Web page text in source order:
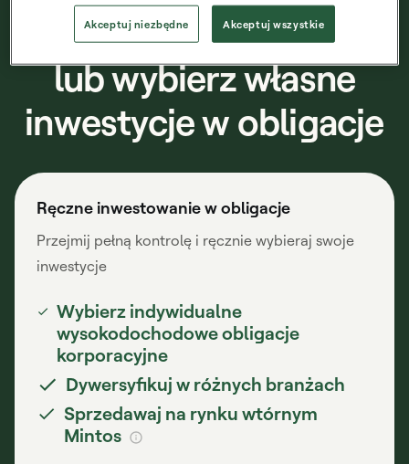
W pełni zautomatyzuj
lub wybierz własne
inwestycje w obligacje
Ręczne inwestowanie w obligacje
Przejmij pełną kontrolę i ręcznie wybieraj swoje
inwestycje
Wybierz indywidualne
wysokodochodowe obligacje
korporacyjne
Dywersyfikuj w różnych branżach
Sprzedawaj na rynku wtórnym
Mintos
Akceptuj niezbędne Akceptuj wszystkie